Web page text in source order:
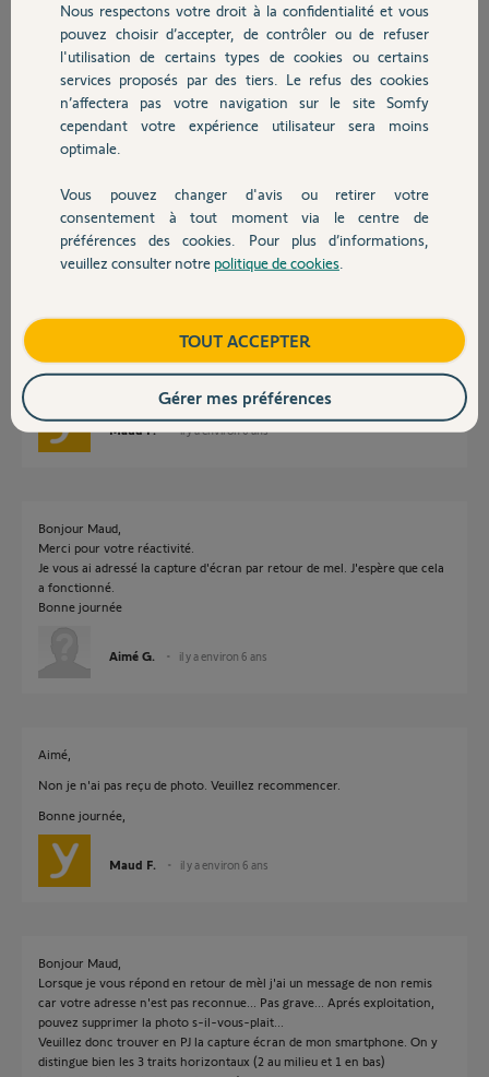
Chauffage
Autres produits
Devis avec un pro
Contact
MAC 0076B107A8F8
Aimé G.
il y a environ 6 ans
Participer au fil de discussion
Réponses
Bonne journée,
Maud F. il y a environ 6 ans
Bonjour Maud,
Merci pour votre réactivité.
Je vous ai adressé la capture d'écran par retour de mel. J'espère que cela
a fonctionné.
Bonne journée
Aimé G. il y a environ 6 ans
Aimé,
Non je n'ai pas reçu de photo. Veuillez recommencer.
Bonne journée,
Maud F. il y a environ 6 ans
Bonjour Maud,
Lorsque je vous répond en retour de mèl j'ai un message de non remis
car votre adresse n'est pas reconnue... Pas grave... Aprés exploitation,
pouvez supprimer la photo s-il-vous-plait...
Veuillez donc trouver en PJ la capture écran de mon smartphone. On y
distingue bien les 3 traits horizontaux (2 au milieu et 1 en bas)
Nous respectons votre droit à la confidentialité et vous
pouvez choisir d’accepter, de contrôler ou de refuser
l'utilisation de certains types de cookies ou certains
services proposés par des tiers. Le refus des cookies
n’affectera pas votre navigation sur le site Somfy
cependant votre expérience utilisateur sera moins
optimale.
Vous pouvez changer d'avis ou retirer votre
consentement à tout moment via le centre de
préférences des cookies. Pour plus d’informations,
veuillez consulter notre politique de cookies
TOUT ACCEPTER
Gérer mes préférences